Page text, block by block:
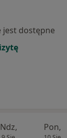
jest dostępne
Ndz, Pon,